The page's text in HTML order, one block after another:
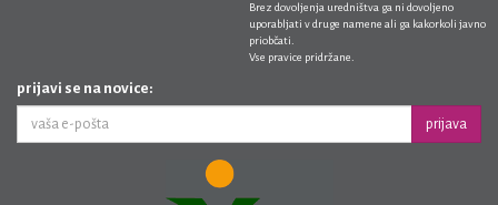
Brez dovoljenja uredništva ga ni dovoljeno
uporabljati v druge namene ali ga kakorkoli javno
priobčati.
Vse pravice pridržane.
prijavi se na novice:
prijava